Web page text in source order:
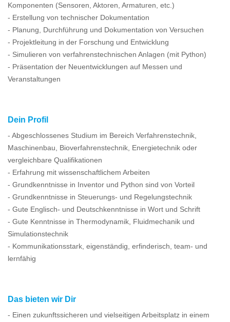
Komponenten (Sensoren, Aktoren, Armaturen, etc.)
- Erstellung von technischer Dokumentation
- Planung, Durchführung und Dokumentation von Versuchen
- Projektleitung in der Forschung und Entwicklung
- Simulieren von verfahrenstechnischen Anlagen (mit Python)
- Präsentation der Neuentwicklungen auf Messen und
Veranstaltungen
Dein Profil
- Abgeschlossenes Studium im Bereich Verfahrenstechnik,
Maschinenbau, Bioverfahrenstechnik, Energietechnik oder
vergleichbare Qualifikationen
- Erfahrung mit wissenschaftlichem Arbeiten
- Grundkenntnisse in Inventor und Python sind von Vorteil
- Grundkenntnisse in Steuerungs- und Regelungstechnik
- Gute Englisch- und Deutschkenntnisse in Wort und Schrift
- Gute Kenntnisse in Thermodynamik, Fluidmechanik und
Simulationstechnik
- Kommunikationsstark, eigenständig, erfinderisch, team- und
lernfähig
Das bieten wir Dir
- Einen zukunftssicheren und vielseitigen Arbeitsplatz in einem